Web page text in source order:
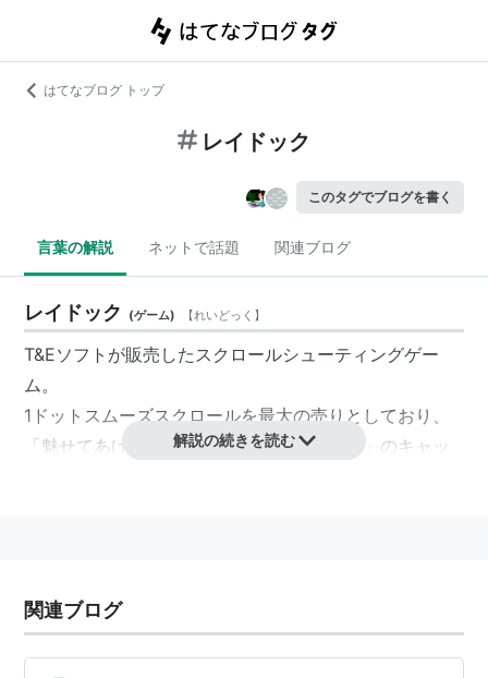
はてなブログ トップ
レイドック
このタグでブログを書く
言葉の解説 ネットで話題 関連ブログ
レイドック (ゲーム) 【れいどっく 】
T&Eソフトが販売したスクロールシューティングゲー
ム。
1ドットスムーズスクロールを最大の売りとしており、
「魅せてあげよう、1ドットのエクスタシー」のキャッ
開発された。
レイドック
解説の続きを読む
関連ブログ